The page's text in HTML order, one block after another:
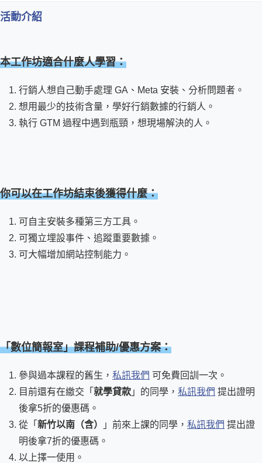
活動介紹
本工作坊適合什麼人學習：
行銷人想自己動手處理 GA、Meta 安裝、分析問題者。
想用最少的技術含量，學好行銷數據的行銷人。
執行 GTM 過程中遇到瓶頸，想現場解決的人。
你可以在工作坊結束後獲得什麼：
可自主安裝多種第三方工具。
可獨立埋設事件、追蹤重要數據。
可大幅增加網站控制能力。
「數位簡報室」課程補助/優惠方案：
參與過本課程的舊生， 私訊我們 可免費回訓一次。
目前還有在繳交「 就學貸款 」的同學， 私訊我們 提出證明
後拿5折的優惠碼。
從「 新竹以南（含） 」前來上課的同學， 私訊我們 提出證
明後拿7折的優惠碼。
以上擇一使用。